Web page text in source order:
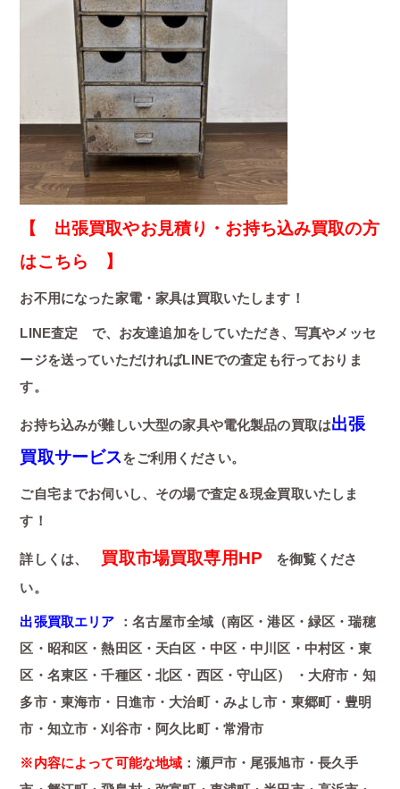
【 出張買取やお見積り・お持ち込み買取の方
はこちら 】
お不用になった家電・家具は買取いたします！
LINE査定 で、お友達追加をしていただき、写真やメッセ
ージを送っていただければLINEでの査定も行っておりま
す。
お持ち込みが難しい大型の家具や電化製品の買取は出張
買取サービスをご利用ください。
ご自宅までお伺いし、その場で査定＆現金買取いたしま
す！
詳しくは、 買取市場買取専用HP を御覧くださ
い。
出張買取エリア ：名古屋市全域（南区・港区・緑区・瑞穂
区・昭和区・熱田区・天白区・中区・中川区・中村区・東
区・名東区・千種区・北区・西区・守山区） ・大府市・知
多市・東海市・日進市・大治町・みよし市・東郷町・豊明
市・知立市・刈谷市・阿久比町・常滑市
※内容によって可能な地域 ：瀬戸市・尾張旭市・長久手